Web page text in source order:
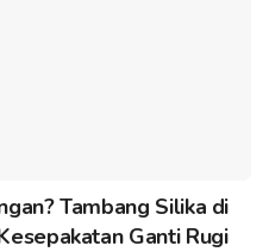
Tambang Silika di
Ganti Rugi